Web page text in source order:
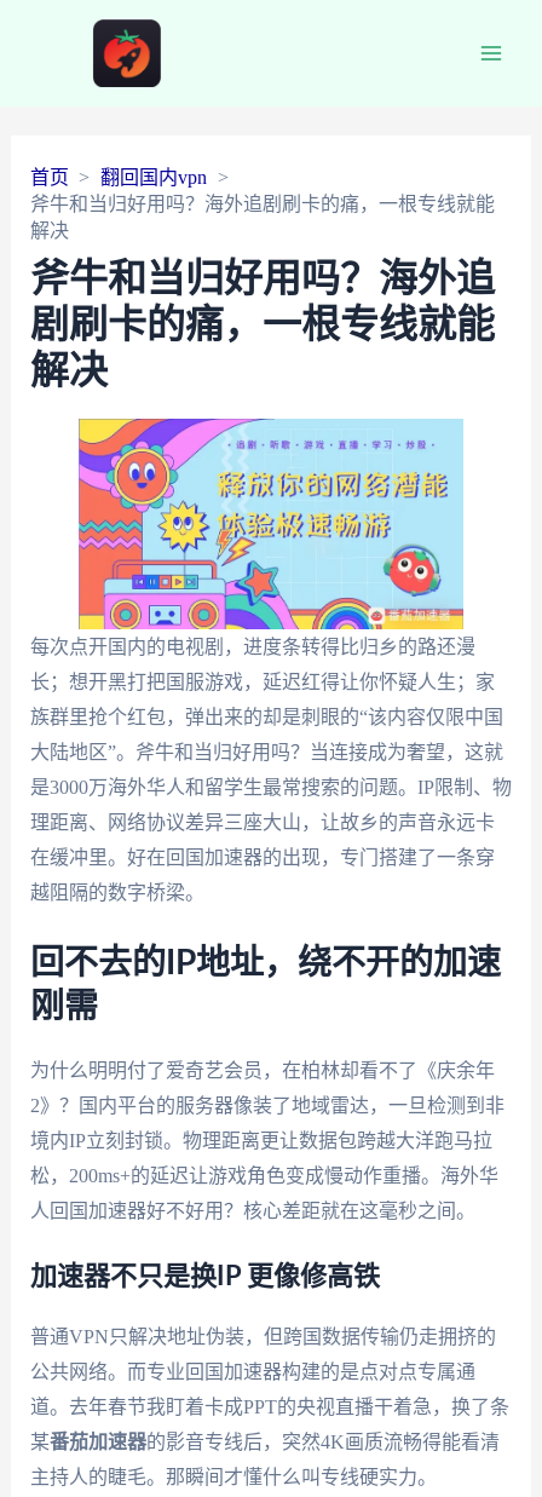
首页
翻回国内vpn
斧牛和当归好用吗？海外追剧刷卡的痛，一根专线就能
解决
斧牛和当归好用吗？海外追
剧刷卡的痛，一根专线就能
解决
每次点开国内的电视剧，进度条转得比归乡的路还漫
长；想开黑打把国服游戏，延迟红得让你怀疑人生；家
族群里抢个红包，弹出来的却是刺眼的“该内容仅限中国
大陆地区”。斧牛和当归好用吗？当连接成为奢望，这就
是3000万海外华人和留学生最常搜索的问题。IP限制、物
理距离、网络协议差异三座大山，让故乡的声音永远卡
在缓冲里。好在回国加速器的出现，专门搭建了一条穿
越阻隔的数字桥梁。
回不去的IP地址，绕不开的加速
刚需
为什么明明付了爱奇艺会员，在柏林却看不了《庆余年
2》？国内平台的服务器像装了地域雷达，一旦检测到非
境内IP立刻封锁。物理距离更让数据包跨越大洋跑马拉
松，200ms+的延迟让游戏角色变成慢动作重播。海外华
人回国加速器好不好用？核心差距就在这毫秒之间。
加速器不只是换IP 更像修高铁
普通VPN只解决地址伪装，但跨国数据传输仍走拥挤的
公共网络。而专业回国加速器构建的是点对点专属通
道。去年春节我盯着卡成PPT的央视直播干着急，换了条
某番茄加速器的影音专线后，突然4K画质流畅得能看清
主持人的睫毛。那瞬间才懂什么叫专线硬实力。